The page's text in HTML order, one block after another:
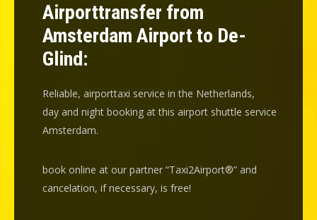
Airporttransfer from
Amsterdam Airport to De-
Glind:
Reliable, airporttaxi service in the Netherlands,
day and night booking at this airport shuttle service
Amsterdam.
book online at our partner “Taxi2Airport®” and
cancelation, if necessary, is free!